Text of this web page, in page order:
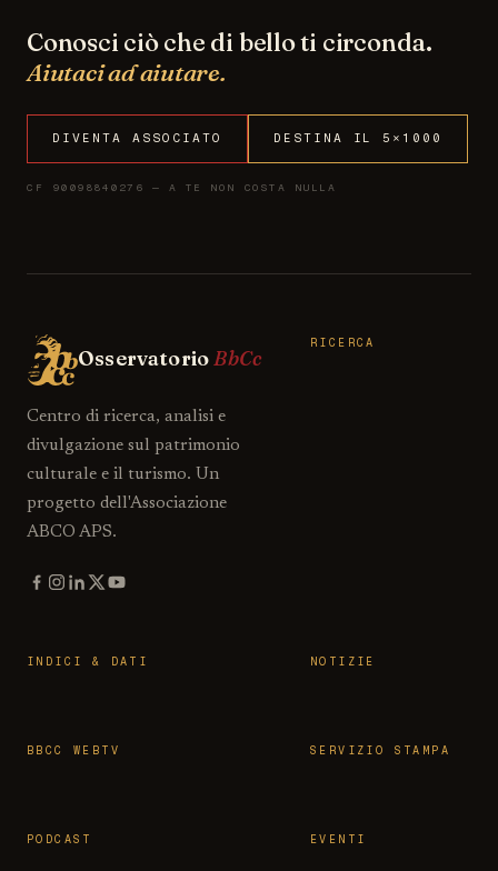
Conosci ciò che di bello ti circonda.
Aiutaci ad aiutare.
DIVENTA ASSOCIATO DESTINA IL 5×1000
CF 90098840276 — A TE NON COSTA NULLA
OsservatorioBbCc
Centro di ricerca, analisi e
divulgazione sul patrimonio
culturale e il turismo. Un
progetto dell'Associazione
ABCO APS.
RICERCA
INDICI & DATI NOTIZIE
BBCC WEBTV SERVIZIO STAMPA
PODCAST EVENTI